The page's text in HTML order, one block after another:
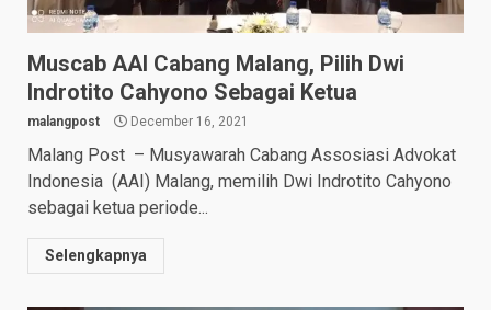
Muscab AAI Cabang Malang, Pilih Dwi
Indrotito Cahyono Sebagai Ketua
malangpost December 16, 2021
Malang Post – Musyawarah Cabang Assosiasi Advokat
Indonesia (AAI) Malang, memilih Dwi Indrotito Cahyono
sebagai ketua periode...
Selengkapnya